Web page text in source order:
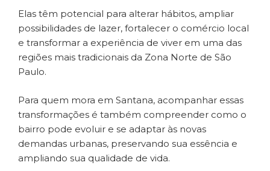
Elas têm potencial para alterar hábitos, ampliar
possibilidades de lazer, fortalecer o comércio local
e transformar a experiência de viver em uma das
regiões mais tradicionais da Zona Norte de São
Paulo.
Para quem mora em Santana, acompanhar essas
transformações é também compreender como o
bairro pode evoluir e se adaptar às novas
demandas urbanas, preservando sua essência e
ampliando sua qualidade de vida.